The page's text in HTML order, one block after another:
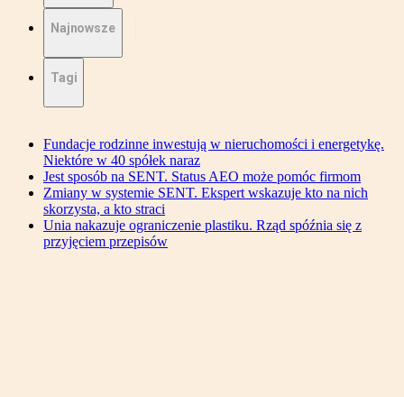
Najnowsze
Tagi
Fundacje rodzinne inwestują w nieruchomości i energetykę.
Niektóre w 40 spółek naraz
Jest sposób na SENT. Status AEO może pomóc firmom
Zmiany w systemie SENT. Ekspert wskazuje kto na nich
skorzysta, a kto straci
Unia nakazuje ograniczenie plastiku. Rząd spóźnia się z
przyjęciem przepisów